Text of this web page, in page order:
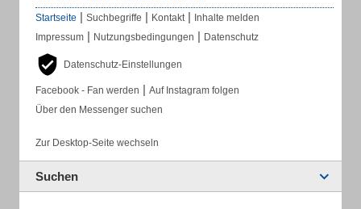
Startseite | Suchbegriffe | Kontakt | Inhalte melden
Impressum | Nutzungsbedingungen | Datenschutz
Datenschutz-Einstellungen
Facebook - Fan werden | Auf Instagram folgen
Über den Messenger suchen
Zur Desktop-Seite wechseln
Suchen